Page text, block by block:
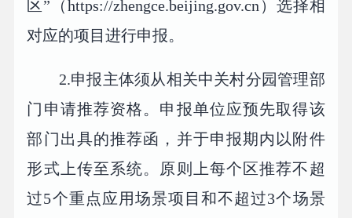
区”（https://zhengce.beijing.gov.cn）选择相
对应的项目进行申报。
2.申报主体须从相关中关村分园管理部
门申请推荐资格。申报单位应预先取得该
部门出具的推荐函，并于申报期内以附件
形式上传至系统。原则上每个区推荐不超
过5个重点应用场景项目和不超过3个场景